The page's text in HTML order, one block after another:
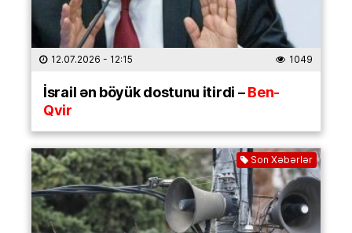
12.07.2026 - 12:15 1049
İsrail ən böyük dostunu itirdi –Ben-
Qvir
Son Xəbərlər